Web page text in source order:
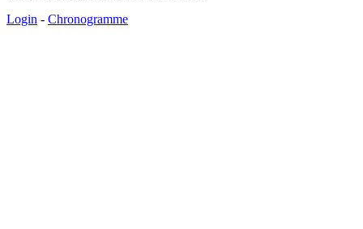
Login - Chronogramme